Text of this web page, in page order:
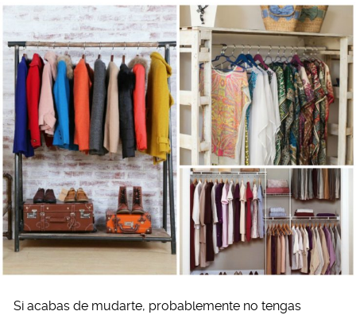
Si acabas de mudarte, probablemente no tengas